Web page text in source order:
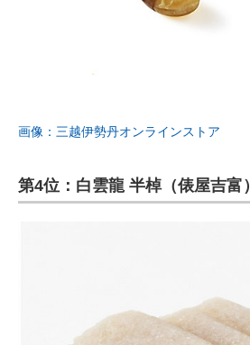
画像：三越伊勢丹オンラインストア
第4位：白雲龍 半棹（俵屋吉富）